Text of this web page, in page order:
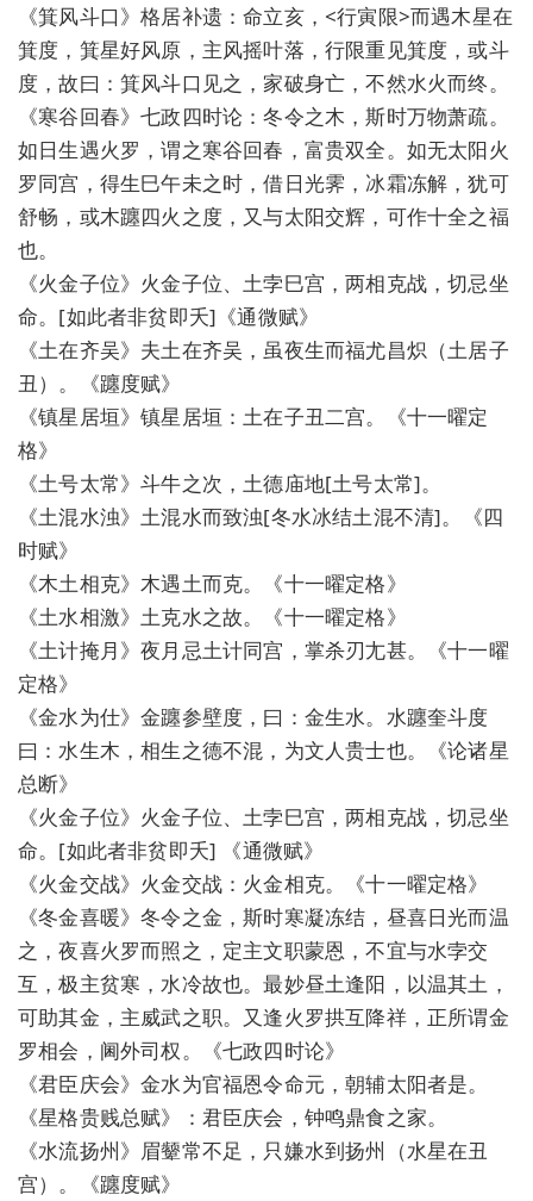
《箕风斗口》格居补遗：命立亥，<行寅限>而遇木星在
箕度，箕星好风原，主风摇叶落，行限重见箕度，或斗
度，故曰：箕风斗口见之，家破身亡，不然水火而终。
《寒谷回春》七政四时论：冬令之木，斯时万物萧疏。
如日生遇火罗，谓之寒谷回春，富贵双全。如无太阳火
罗同宫，得生巳午未之时，借日光霁，冰霜冻解，犹可
舒畅，或木躔四火之度，又与太阳交辉，可作十全之福
也。
《火金子位》火金子位、土孛巳宫，两相克战，切忌坐
命。[如此者非贫即夭]《通微赋》
《土在齐吴》夫土在齐吴，虽夜生而福尤昌炽（土居子
丑）。《躔度赋》
《镇星居垣》镇星居垣：土在子丑二宫。《十一曜定
格》
《土号太常》斗牛之次，土德庙地[土号太常]。
《土混水浊》土混水而致浊[冬水冰结土混不清]。《四
时赋》
《木土相克》木遇土而克。《十一曜定格》
《土水相激》土克水之故。《十一曜定格》
《土计掩月》夜月忌土计同宫，掌杀刃尢甚。《十一曜
定格》
《金水为仕》金躔参壁度，曰：金生水。水躔奎斗度
曰：水生木，相生之德不混，为文人贵士也。《论诸星
总断》
《火金子位》火金子位、土孛巳宫，两相克战，切忌坐
命。[如此者非贫即夭] 《通微赋》
《火金交战》火金交战：火金相克。《十一曜定格》
《冬金喜暖》冬令之金，斯时寒凝冻结，昼喜日光而温
之，夜喜火罗而照之，定主文职蒙恩，不宜与水孛交
互，极主贫寒，水冷故也。最妙昼土逢阳，以温其土，
可助其金，主威武之职。又逢火罗拱互降祥，正所谓金
罗相会，阃外司权。《七政四时论》
《君臣庆会》金水为官福恩令命元，朝辅太阳者是。
《星格贵贱总赋》：君臣庆会，钟鸣鼎食之家。
《水流扬州》眉颦常不足，只嫌水到扬州（水星在丑
宫）。《躔度赋》